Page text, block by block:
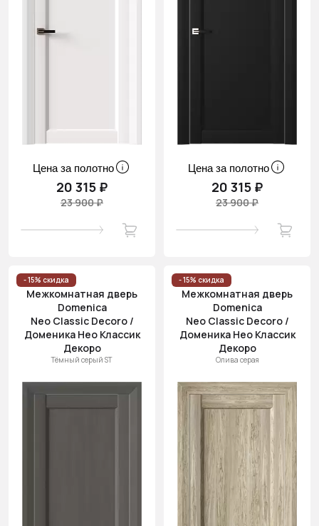
Цена за полотно
20 315 ₽
23 900 ₽
Цена за полотно
20 315 ₽
23 900 ₽
- 15% скидка
Межкомнатная дверь
Domenica
Neo Classic Decoro /
Доменика Нео Классик
Декоро
Тёмный серый ST
- 15% скидка
Межкомнатная дверь
Domenica
Neo Classic Decoro /
Доменика Нео Классик
Декоро
Олива серая